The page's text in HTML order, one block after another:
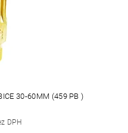
30-60MM (459 PB )
DPH